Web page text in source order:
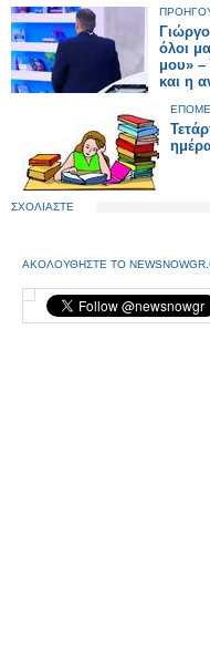
όλοι
μου» –
και η
ΣΧΟΛΙΑΣΤΕ
ΑΚΟΛΟΥΘΗΣΤΕ ΤΟ